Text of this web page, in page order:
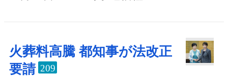
火葬料高騰 都知事が法改正
要請 209